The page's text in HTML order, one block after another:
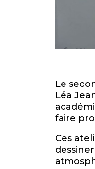
Le
Léa
faire
Ces